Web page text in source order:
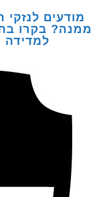
לנזקי
בקרו בחנות
למדידה